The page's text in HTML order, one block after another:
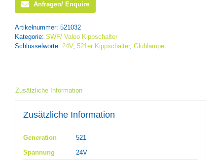
Anfragen/ Enquire
Artikelnummer: 521032
Kategorie: SWF/ Valeo Kippschalter
Schlüsselworte: 24V, 521er Kippschalter, Glühlampe
Zusätzliche Information
Zusätzliche Information
Generation
521
Spannung
24V